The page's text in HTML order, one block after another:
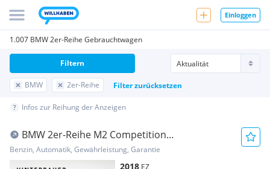
Einloggen
1.007 BMW 2er-Reihe Gebrauchtwagen
BMW 2er-Reihe Filter zurücksetzen
Filtern
Infos zur Reihung der Anzeigen
BMW 2er-Reihe M2 Competition
*REMUS*CARBON*PANO*MEMORY*LED*
Benzin, Automatik, Gewährleistung, Garantie
2018 EZ